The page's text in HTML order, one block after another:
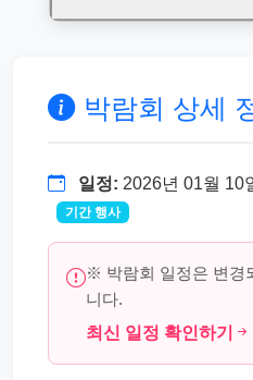
박람회 상세
일정: 2026년 01월 10
기간 행사
※ 박람회 일정은 변경
니다.
최신 일정 확인하기